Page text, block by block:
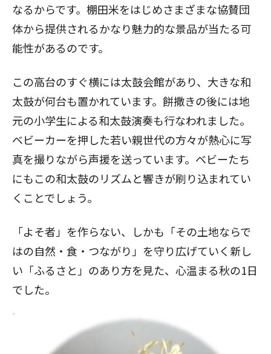
なるからです。棚田米をはじめさまざまな協賛団
体から提供されるかなり魅力的な景品が当たる可
能性があるのです。
この高台のすぐ横には太鼓会館があり、大きな和
太鼓が何台も置かれています。餅撒きの後には地
元の小学生による和太鼓演奏も行なわれました。
ベビーカーを押した若い親世代の方々が熱心に写
真を撮りながら声援を送っています。ベビーたち
にもこの和太鼓のリズムと響きが刷り込まれてい
くことでしょう。
「よそ者」を作らない、しかも「その土地ならで
はの自然・食・つながり」を守り広げていく新し
い「ふるさと」のあり方を見た、心温まる秋の1日
でした。